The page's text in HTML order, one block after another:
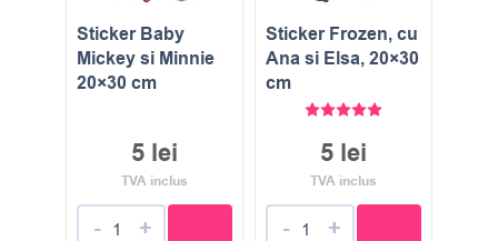
Sticker Baby
Mickey si Minnie
20×30 cm
5 lei
TVA inclus
- +
Sticker Frozen, cu
Ana si Elsa, 20×30
cm
5 lei
TVA inclus
- +